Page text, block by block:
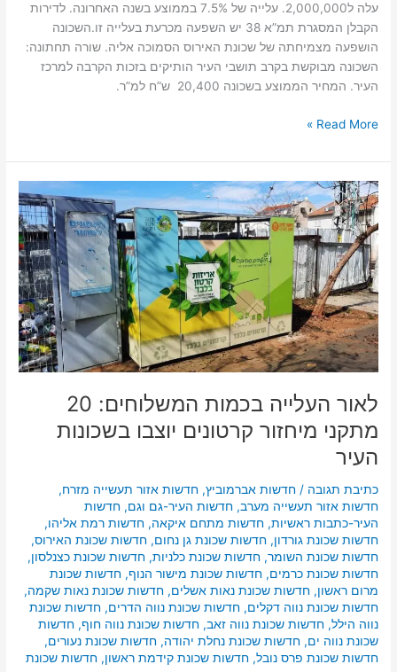
עלה ל2,000,000. עלייה של 7.5% בממוצע בשנה האחרונה. לדירות
הקבלן המסגרת תמ”א 38 יש השפעה מכרעת בעלייה זו.השכונה
הושפעה מצמיחתה של שכונת האירוס הסמוכה אליה. שורה תחתונה:
השכונה מבוקשת בקרב תושבי העיר הותיקים בזכות הקרבה למרכז
העיר. המחיר הממוצע בשכונה 20,400 ש”ח למ”ר.
Read More »
לאור העלייה בכמות המשלוחים: 20
מתקני מיחזור קרטונים יוצבו בשכונות
העיר
כתיבת תגובה /חדשות אברמוביץ,חדשות אזור תעשייה מזרח,
חדשות אזור תעשייה מערב,חדשות העיר-גם וגם,חדשות
העיר-כתבות ראשיות,חדשות מתחם איקאה,חדשות רמת אליהו,
חדשות שכונת גורדון,חדשות שכונת גן נחום,חדשות שכונת האירוס,
חדשות שכונת השומר,חדשות שכונת כלניות,חדשות שכונת כצנלסון,
חדשות שכונת כרמים,חדשות שכונת מישור הנוף,חדשות שכונת
מרום ראשון,חדשות שכונת נאות אשלים,חדשות שכונת נאות שקמה,
חדשות שכונת נווה דקלים,חדשות שכונת נווה הדרים,חדשות שכונת
נווה הילל,חדשות שכונת נווה זאב,חדשות שכונת נווה חוף,חדשות
שכונת נווה ים,חדשות שכונת נחלת יהודה,חדשות שכונת נעורים,
חדשות שכונת פרס נובל,חדשות שכונת קידמת ראשון,חדשות שכונת
לאור
העלייה
בכמות
המשלוחים:
20
מתקני
מיחזור
קרטונים
יוצבו
בשכונות